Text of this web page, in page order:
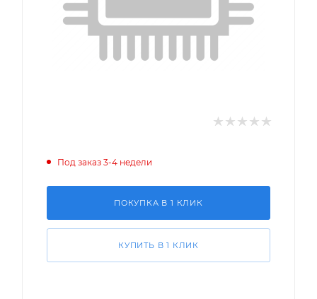
Под заказ 3-4 недели
ПОКУПКА В 1 КЛИК
КУПИТЬ В 1 КЛИК